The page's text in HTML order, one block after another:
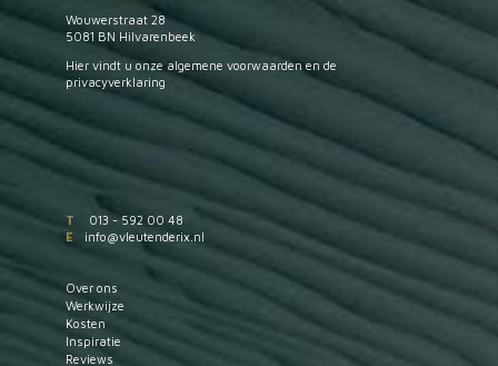
Wouwerstraat 28
5081 BN Hilvarenbeek
Hier vindt u onze algemene voorwaarden en de
privacyverklaring
T
013 - 592 00 48
E
info@vleutenderix.nl
Over ons
Werkwijze
Kosten
Inspiratie
Reviews